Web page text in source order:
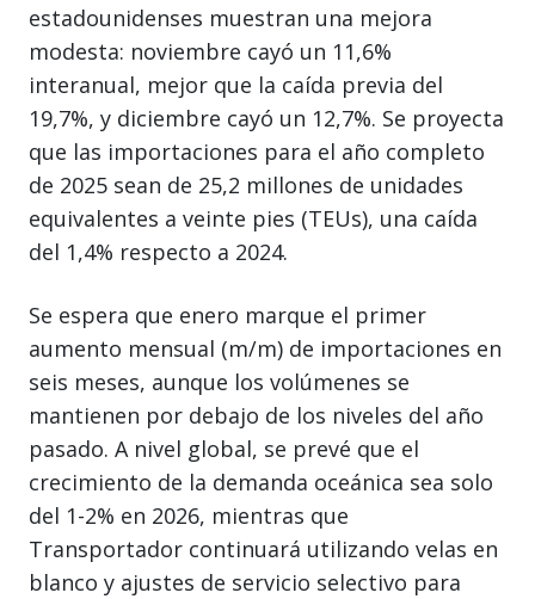
estadounidenses muestran una mejora
modesta: noviembre cayó un 11,6%
interanual, mejor que la caída previa del
19,7%, y diciembre cayó un 12,7%. Se proyecta
que las importaciones para el año completo
de 2025 sean de 25,2 millones de unidades
equivalentes a veinte pies (TEUs), una caída
del 1,4% respecto a 2024.
Se espera que enero marque el primer
aumento mensual (m/m) de importaciones en
seis meses, aunque los volúmenes se
mantienen por debajo de los niveles del año
pasado. A nivel global, se prevé que el
crecimiento de la demanda oceánica sea solo
del 1-2% en 2026, mientras que
Transportador continuará utilizando velas en
blanco y ajustes de servicio selectivo para